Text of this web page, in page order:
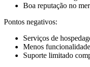
Boa reputação no
Pontos negativos:
Serviços de
Menos
Suporte limitado